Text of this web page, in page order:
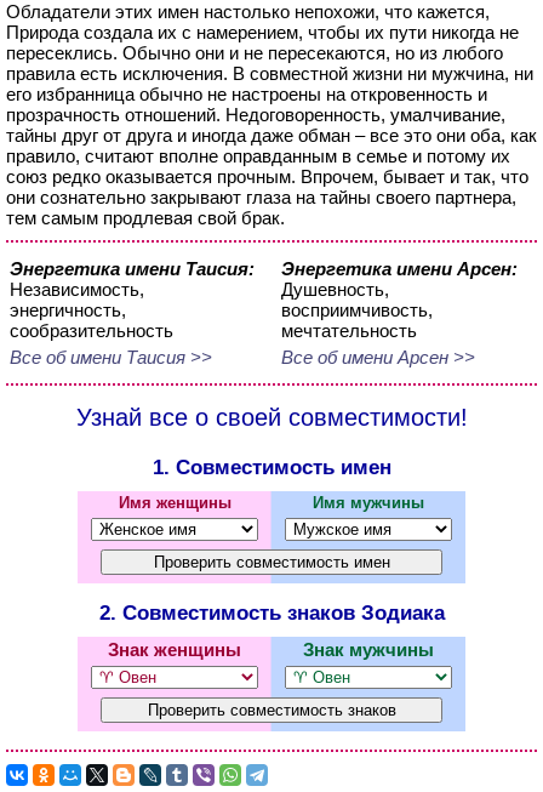
Обладатели этих имен настолько непохожи, что кажется,
Природа создала их с намерением, чтобы их пути никогда не
пересеклись. Обычно они и не пересекаются, но из любого
правила есть исключения. В совместной жизни ни мужчина, ни
его избранница обычно не настроены на откровенность и
прозрачность отношений. Недоговоренность, умалчивание,
тайны друг от друга и иногда даже обман – все это они оба, как
правило, считают вполне оправданным в семье и потому их
союз редко оказывается прочным. Впрочем, бывает и так, что
они сознательно закрывают глаза на тайны своего партнера,
тем самым продлевая свой брак.
Энергетика имени Таисия:
Независимость,
энергичность,
сообразительность
Все об имени Таисия >>
Энергетика имени Арсен:
Душевность,
восприимчивость,
мечтательность
Все об имени Арсен >>
Узнай все о своей совместимости!
1. Совместимость имен
Имя женщины Имя мужчины
2. Совместимость знаков Зодиака
Знак женщины Знак мужчины